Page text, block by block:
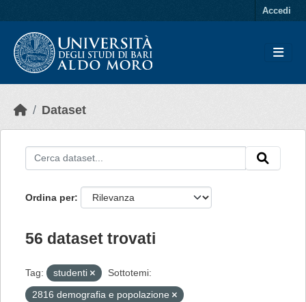
Accedi
Dataset
Ordina per
56 dataset trovati
Tag: studenti
Sottotemi:
2816 demografia e popolazione